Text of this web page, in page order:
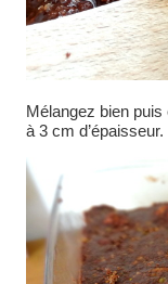
Mélangez bien
à 3 cm d’épaisseur.